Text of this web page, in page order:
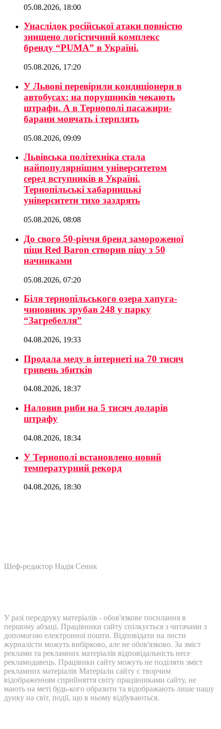
05.08.2026, 18:00
Унаслідок російської атаки повністю
знищено логістичний комплекс
бренду “PUMA” в Україні.
05.08.2026, 17:20
У Львові перевірили кондиціонери в
автобусах: на порушників чекають
штрафи. А в Тернополі пасажири-
барани мовчать і терплять
05.08.2026, 09:09
Львівська політехніка стала
найпопулярнішим університетом
серед вступників в Україні.
Тернопільські хабарницькі
університети тихо заздрять
05.08.2026, 08:08
До свого 50-річчя бренд замороженої
піци Red Baron створив піцу з 50
начинками
05.08.2026, 07:20
Біля тернопільського озера хапуга-
чиновник зрубав 248 у парку
“Загребелля”
04.08.2026, 19:33
Продала меду в інтернеті на 70 тисяч
гривень збитків
04.08.2026, 18:37
Наловив риби на 5 тисяч доларів
штрафу
04.08.2026, 18:34
У Тернополі встановлено новий
температурний рекорд
04.08.2026, 18:30
Шеф-редактор Надія Сеник
У разі передруку матеріалів - обов'язкове посилання в
першому абзаці. Працівники сайту спілкується з читачами з
допомогою електронної пошти. Відповідати на листи
журналісти можуть вибірково, але не обов'язково. За зміст
реклами та рекламних матеріалів відповідальність несе
рекламодавець. Працівнки сайту можуть не поділяти зміст
рекламних матеріалів Матеріали сайту є творчим
відображенням сприйняття світу працівниками сайту, не
мають на меті будь-кого образити та відображають лише нашу
дуику на світ, події, що в ньому відбуваються.